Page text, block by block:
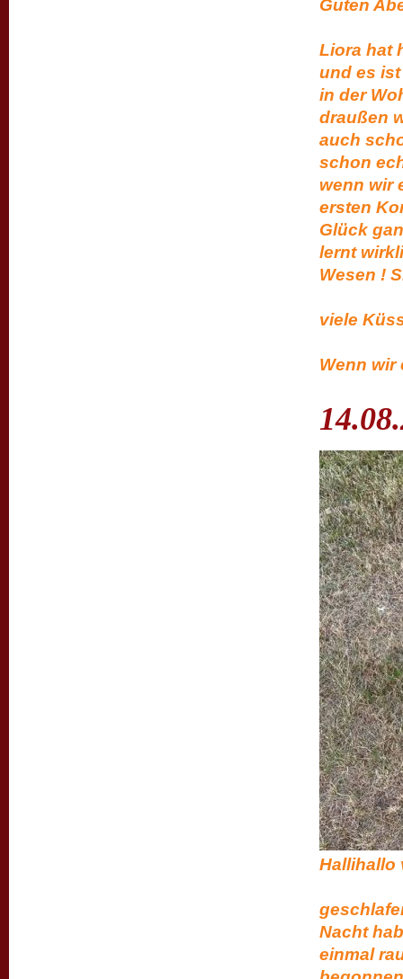
Liora hat
und es
in der
draußen
auch
schon
wenn wir
ersten
Glück
lernt
Wesen !
viele
Wenn wir
Nacht
einmal